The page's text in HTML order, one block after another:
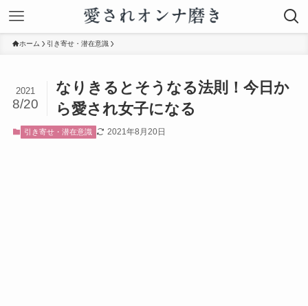
ホーム 引き寄せ・潜在意識
なりきるとそうなる法則！今日か
ら愛され女子になる
2021
8/20
引き寄せ・潜在意識 2021年8月20日